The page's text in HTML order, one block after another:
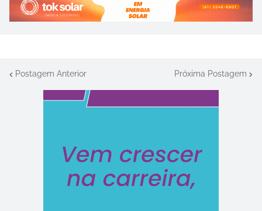
Postagem Anterior Próxima Postagem